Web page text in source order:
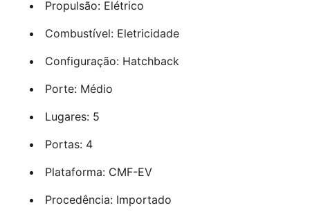
Propulsão: Elétrico
Combustível: Eletricidade
Configuração: Hatchback
Porte: Médio
Lugares: 5
Portas: 4
Plataforma: CMF-EV
Procedência: Importado